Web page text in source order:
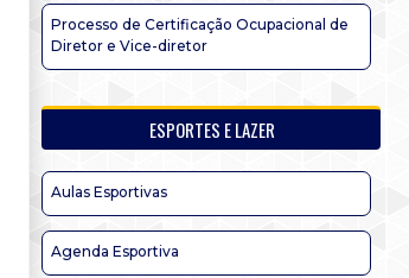
Processo de Certificação Ocupacional de
Diretor e Vice-diretor
ESPORTES E LAZER
Aulas Esportivas
Agenda Esportiva